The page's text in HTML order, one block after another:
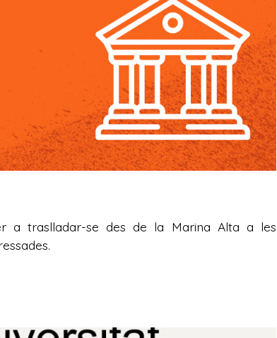
a traslladar-se des de la Marina Alta a les